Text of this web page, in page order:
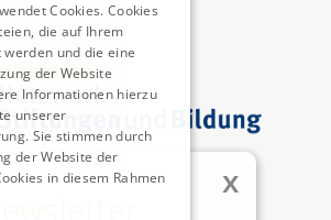
x
Cookies. Cookies
die auf Ihrem
und die eine
der Website
Informationen hierzu
unserer
Sie stimmen durch
der Website der
in diesem Rahmen